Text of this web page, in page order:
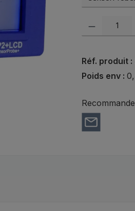
Quantité de
Réf. produit :
Poids env :